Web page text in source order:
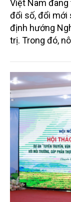
Việt Nam
đổi số, đổi mới
định hướng
trị. Trong đó,
sắc bởi các
toàn cầu, đặc
bằng 0 (Net-